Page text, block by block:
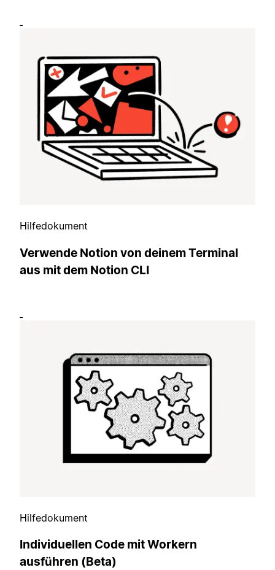
Hilfedokument
Verwende Notion von deinem Terminal
aus mit dem Notion CLI
Hilfedokument
Individuellen Code mit Workern
ausführen (Beta)